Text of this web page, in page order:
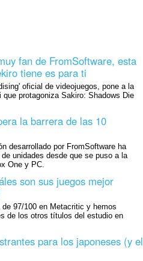
fan de FromSoftware, esta
tiene es para ti
oficial de videojuegos, pone a la
protagoniza Sakiro: Shadows Die
la barrera de las 10
desarrollado por FromSoftware ha
unidades desde que se puso a la
One y PC.
son sus juegos mejor
97/100 en Metacritic y hemos
de los otros títulos del estudio en
para los japoneses (y el